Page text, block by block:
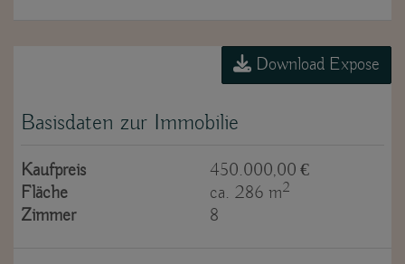
Download Expose
Basisdaten zur Immobilie
Kaufpreis
450.000,00 €
Fläche
ca. 286 m2
Zimmer 8